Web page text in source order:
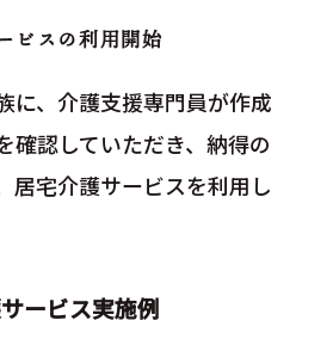
ビスの利用開始
に、介護支援専門員が作成
確認していただき、納得の
居宅介護サービスを利用し
ービス実施例